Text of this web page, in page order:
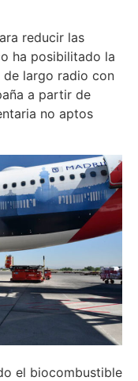
reducir las
ha posibilitado la
largo radio con
a partir de
no aptos
el biocombustible